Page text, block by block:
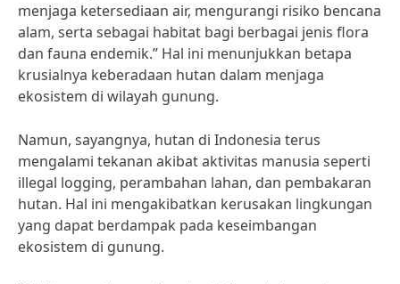
menjaga ketersediaan air, mengurangi risiko bencana
alam, serta sebagai habitat bagi berbagai jenis flora
dan fauna endemik.” Hal ini menunjukkan betapa
krusialnya keberadaan hutan dalam menjaga
ekosistem di wilayah gunung.
Namun, sayangnya, hutan di Indonesia terus
mengalami tekanan akibat aktivitas manusia seperti
illegal logging, perambahan lahan, dan pembakaran
hutan. Hal ini mengakibatkan kerusakan lingkungan
yang dapat berdampak pada keseimbangan
ekosistem di gunung.